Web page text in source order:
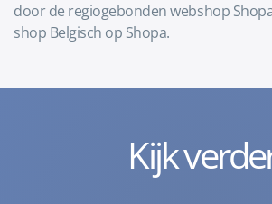
door de regiogebonden webshop
shop Belgisch op Shopa.
Kijk